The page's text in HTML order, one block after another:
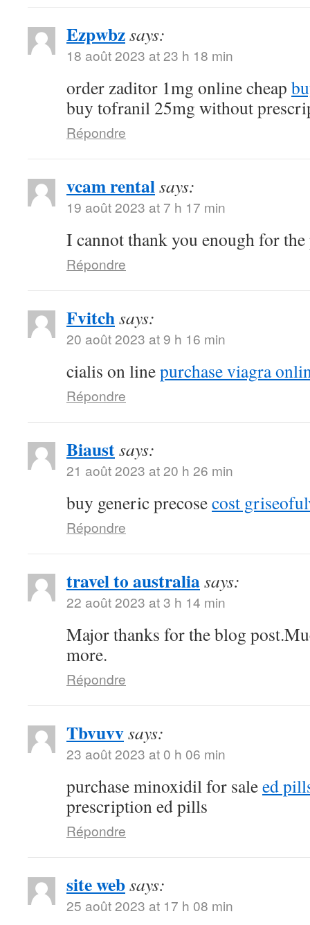
Ezpwbzsays:
18 août 2023 at 23 h 18 min
order zaditor 1mg online cheap
buy tofranil 25mg without
Répondre
vcam rentalsays:
19 août 2023 at 7 h 17 min
I cannot thank you enough for
Répondre
Fvitchsays:
20 août 2023 at 9 h 16 min
cialis on linepurchase viagra
Répondre
Biaustsays:
21 août 2023 at 20 h 26 min
buy generic precosecost
Répondre
travel to australiasays:
22 août 2023 at 3 h 14 min
Major thanks for the blog
more.
Répondre
Tbvuvvsays:
23 août 2023 at 0 h 06 min
purchase minoxidil for saleed
prescription ed pills
Répondre
site websays:
25 août 2023 at 17 h 08 min